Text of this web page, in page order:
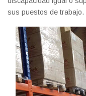
sus puestos de trabajo.